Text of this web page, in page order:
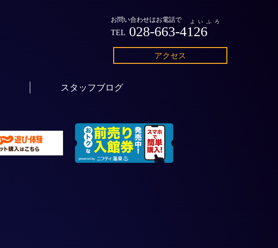
アクセス
お問い合わせはお電話で よいふろ
TEL 028-663-4126
スタッフブログ